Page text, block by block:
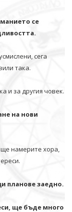
се
сега
така.
и за другия човек.
на нови
ще намерите хора,
планове заедно.
ще бъде много